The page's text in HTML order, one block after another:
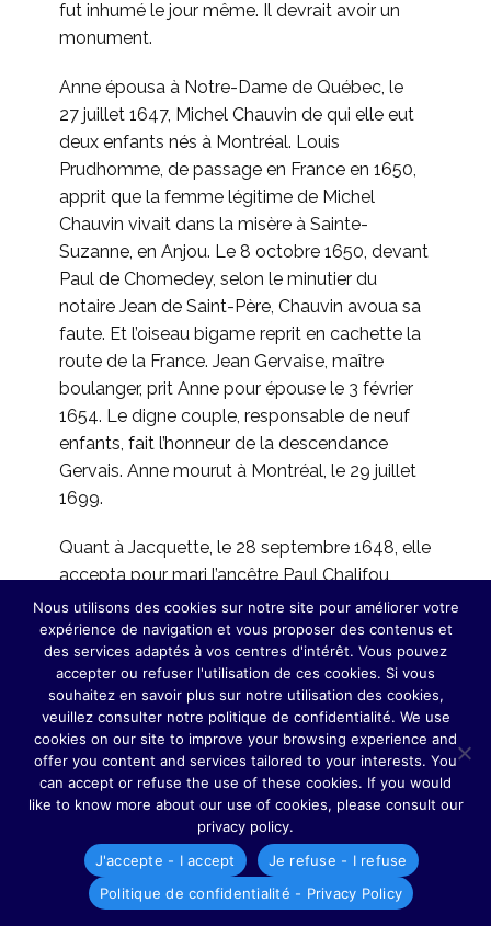
fut inhumé le jour même. Il devrait avoir un
monument.
Anne épousa à Notre-Dame de Québec, le
27 juillet 1647, Michel Chauvin de qui elle eut
deux enfants nés à Montréal. Louis
Prudhomme, de passage en France en 1650,
apprit que la femme légitime de Michel
Chauvin vivait dans la misère à Sainte-
Suzanne, en Anjou. Le 8 octobre 1650, devant
Paul de Chomedey, selon le minutier du
notaire Jean de Saint-Père, Chauvin avoua sa
faute. Et l’oiseau bigame reprit en cachette la
route de la France. Jean Gervaise, maître
boulanger, prit Anne pour épouse le 3 février
1654. Le digne couple, responsable de neuf
enfants, fait l’honneur de la descendance
Gervais. Anne mourut à Montréal, le 29 juillet
1699.
Quant à Jacquette, le 28 septembre 1648, elle
accepta pour mari l’ancêtre Paul Chalifou,
veuf de Marie Jeannet. Elle passa sa vie dans
la région de Québec et éleva une famille
composée de 14 membres. L’aïeule des
Chalifou reçut sa sépulture le 17 décembre
1700, à Québec.
Marie épousa un brave pionnier de Ville-Marie,
Urbain Tessier, dit Lavigne, et lui donna
16 enfants dont la majorité a survécu et fondé
un foyer. Marie fut mise en terre à Pointe-aux-
Trembles, le 16 août 1719. Ses descendants
sont multitude.
Nous utilisons des cookies sur notre site pour améliorer votre
expérience de navigation et vous proposer des contenus et
des services adaptés à vos centres d'intérêt. Vous pouvez
accepter ou refuser l'utilisation de ces cookies. Si vous
souhaitez en savoir plus sur notre utilisation des cookies,
veuillez consulter notre politique de confidentialité. We use
cookies on our site to improve your browsing experience and
offer you content and services tailored to your interests. You
can accept or refuse the use of these cookies. If you would
like to know more about our use of cookies, please consult our
privacy policy.
J'accepte - I accept
Je refuse - I refuse
Politique de confidentialité - Privacy Policy